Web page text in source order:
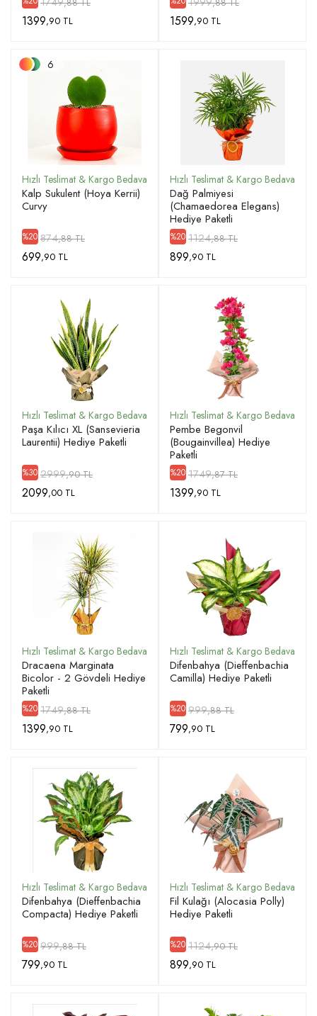
1399,90 TL 1599,90 TL
6
Kalp Sukulent (Hoya Kerrii)
Curvy
%20 874,88 TL
699,90 TL
Dağ Palmiyesi
(Chamaedorea Elegans)
Hediye Paketli
%20 1124,88 TL
899,90 TL
Paşa Kılıcı XL (Sansevieria
Laurentii) Hediye Paketli
%30 2999,90 TL
2099,00 TL
Pembe Begonvil
(Bougainvillea) Hediye
Paketli
%20 1749,87 TL
1399,90 TL
Dracaena Marginata
Bicolor - 2 Gövdeli Hediye
Paketli
%20 1749,88 TL
1399,90 TL
Difenbahya (Dieffenbachia
Camilla) Hediye Paketli
%20 999,88 TL
799,90 TL
Difenbahya (Dieffenbachia
Compacta) Hediye Paketli
%20 999,88 TL
799,90 TL
Fil Kulağı (Alocasia Polly)
Hediye Paketli
%20 1124,90 TL
899,90 TL